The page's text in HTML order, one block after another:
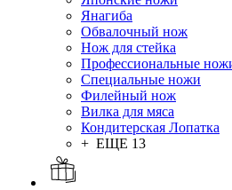
Янагиба
Обвалочный нож
Нож для стейка
Профессиональные
Специальные ножи
Филейный нож
Вилка для мяса
Кондитерская Лопатка
+ ЕЩЕ 13